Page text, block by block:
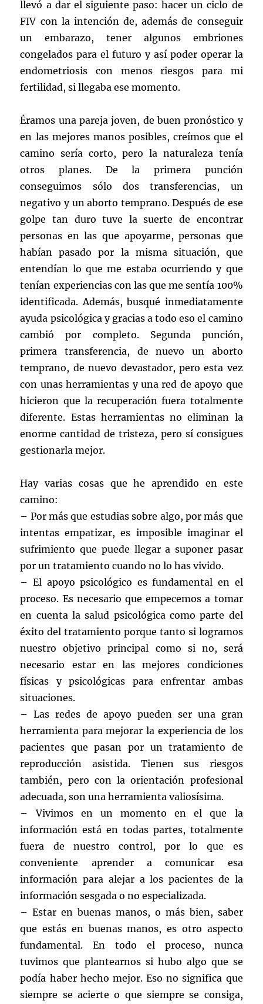
llevó a dar el siguiente paso: hacer un ciclo de
FIV con la intención de, además de conseguir
un embarazo, tener algunos embriones
congelados para el futuro y así poder operar la
endometriosis con menos riesgos para mi
fertilidad, si llegaba ese momento.
Éramos una pareja joven, de buen pronóstico y
en las mejores manos posibles, creímos que el
camino sería corto, pero la naturaleza tenía
otros planes. De la primera punción
conseguimos sólo dos transferencias, un
negativo y un aborto temprano. Después de ese
golpe tan duro tuve la suerte de encontrar
personas en las que apoyarme, personas que
habían pasado por la misma situación, que
entendían lo que me estaba ocurriendo y que
tenían experiencias con las que me sentía 100%
identificada. Además, busqué inmediatamente
ayuda psicológica y gracias a todo eso el camino
cambió por completo. Segunda punción,
primera transferencia, de nuevo un aborto
temprano, de nuevo devastador, pero esta vez
con unas herramientas y una red de apoyo que
hicieron que la recuperación fuera totalmente
diferente. Estas herramientas no eliminan la
enorme cantidad de tristeza, pero sí consigues
gestionarla mejor.
Hay varias cosas que he aprendido en este
camino:
– Por más que estudias sobre algo, por más que
intentas empatizar, es imposible imaginar el
sufrimiento que puede llegar a suponer pasar
por un tratamiento cuando no lo has vivido.
– El apoyo psicológico es fundamental en el
proceso. Es necesario que empecemos a tomar
en cuenta la salud psicológica como parte del
éxito del tratamiento porque tanto si logramos
nuestro objetivo principal como si no, será
necesario estar en las mejores condiciones
físicas y psicológicas para enfrentar ambas
situaciones.
– Las redes de apoyo pueden ser una gran
herramienta para mejorar la experiencia de los
pacientes que pasan por un tratamiento de
reproducción asistida. Tienen sus riesgos
también, pero con la orientación profesional
adecuada, son una herramienta valiosísima.
– Vivimos en un momento en el que la
información está en todas partes, totalmente
fuera de nuestro control, por lo que es
conveniente aprender a comunicar esa
información para alejar a los pacientes de la
información sesgada o no especializada.
– Estar en buenas manos, o más bien, saber
que estás en buenas manos, es otro aspecto
fundamental. En todo el proceso, nunca
tuvimos que plantearnos si hubo algo que se
podía haber hecho mejor. Eso no significa que
siempre se acierte o que siempre se consiga,